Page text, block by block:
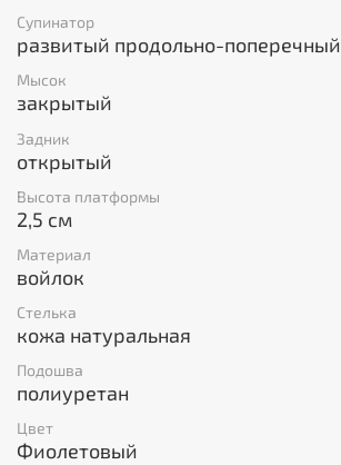
Супинатор
развитый продольно-поперечный
Мысок
закрытый
Задник
открытый
Высота платформы
2,5 см
Материал
войлок
Стелька
кожа натуральная
Подошва
полиуретан
Цвет
Фиолетовый